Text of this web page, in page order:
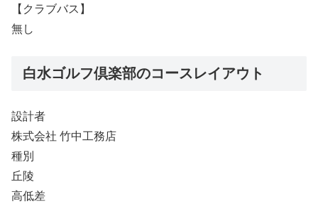
【クラブバス】
無し
白水ゴルフ倶楽部のコースレイアウト
設計者
株式会社 竹中工務店
種別
丘陵
高低差